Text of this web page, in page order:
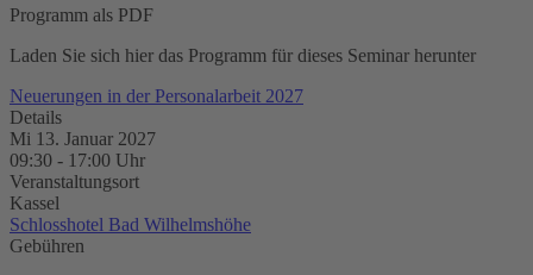
Programm als PDF
Laden Sie sich hier das Programm für dieses Seminar herunter
Neuerungen in der Personalarbeit 2027
Details
Mi 13. Januar 2027
09:30 - 17:00 Uhr
Veranstaltungsort
Kassel
Schlosshotel Bad Wilhelmshöhe
Gebühren